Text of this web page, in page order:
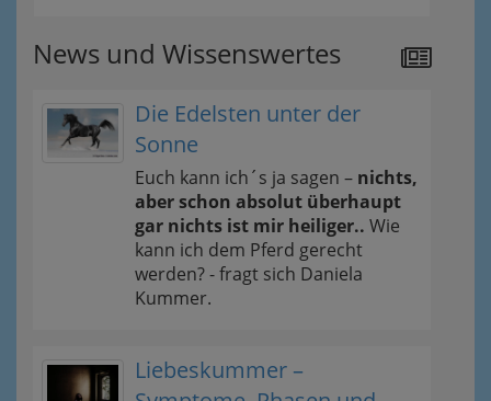
News und Wissenswertes
Die Edelsten unter der
Sonne
Euch kann ich´s ja sagen – nichts,
aber schon absolut überhaupt
gar nichts ist mir heiliger.. Wie
kann ich dem Pferd gerecht
werden? - fragt sich Daniela
Kummer.
Liebeskummer –